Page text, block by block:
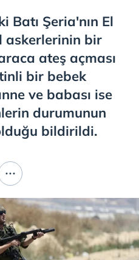
Batı Şeria'nın El
askerlerinin bir
ateş açması
bir bebek
ve babası ise
durumunun
bildirildi.